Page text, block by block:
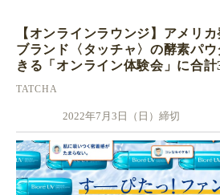
【オンラインラウンジ】アメリ
ブランド〈タッチャ〉の酵素パ
きる「オンライン体験会」に合
TATCHA
2022年7月3日（日）締切